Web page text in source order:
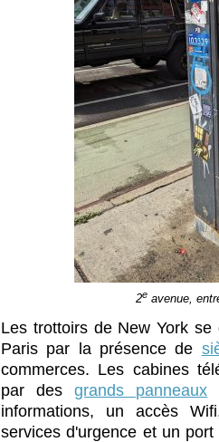
2e avenue,
Les trottoirs de New York
Paris par la présence de
commerces. Les cabines
par desgrands panneaux
informations, un accès
services d'urgence et un